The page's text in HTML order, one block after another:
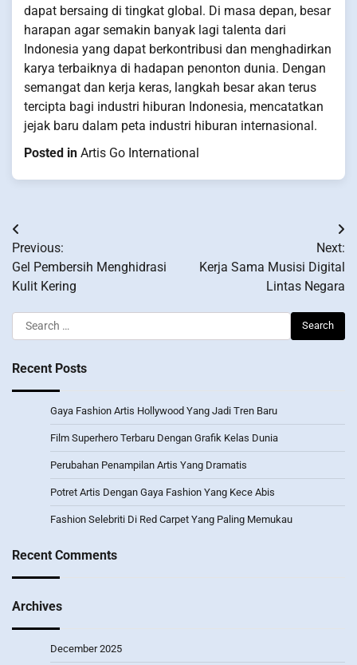
dapat bersaing di tingkat global. Di masa depan, besar
harapan agar semakin banyak lagi talenta dari
Indonesia yang dapat berkontribusi dan menghadirkan
karya terbaiknya di hadapan penonton dunia. Dengan
semangat dan kerja keras, langkah besar akan terus
tercipta bagi industri hiburan Indonesia, mencatatkan
jejak baru dalam peta industri hiburan internasional.
Posted in Artis Go International
Post
navigation
Previous:
Gel Pembersih Menghidrasi
Kulit Kering
Next:
Kerja Sama Musisi Digital
Lintas Negara
Search
for:
Recent Posts
Gaya Fashion Artis Hollywood Yang Jadi Tren Baru
Film Superhero Terbaru Dengan Grafik Kelas Dunia
Perubahan Penampilan Artis Yang Dramatis
Potret Artis Dengan Gaya Fashion Yang Kece Abis
Fashion Selebriti Di Red Carpet Yang Paling Memukau
Recent Comments
Archives
December 2025